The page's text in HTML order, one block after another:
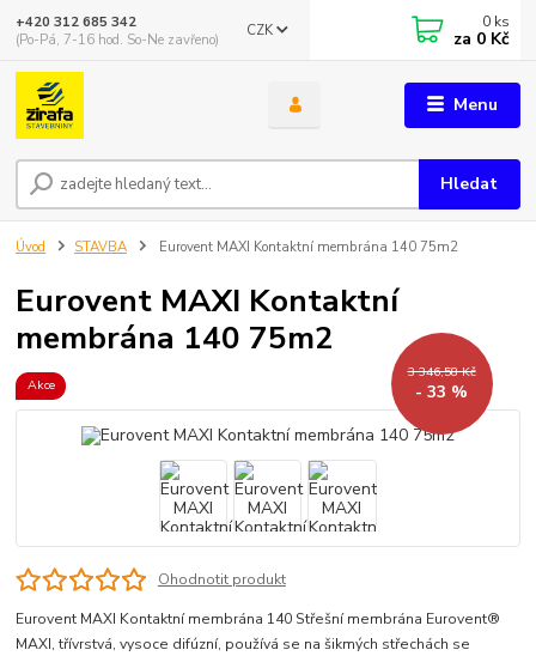
Menu
CZK
Hledat
+420 312 685 342
(Po-Pá, 7-16 hod. So-Ne zavřeno)
0 ks
za 0 Kč
Úvod STAVBA Eurovent MAXI Kontaktní membrána 140 75m2
Eurovent MAXI Kontaktní
membrána 140 75m2
Akce
3 346,58 Kč
- 33 %
Ohodnotit produkt
Eurovent MAXI Kontaktní membrána 140 Střešní membrána Eurovent®
MAXI, třívrstvá, vysoce difúzní, používá se na šikmých střechách se